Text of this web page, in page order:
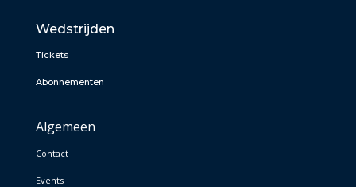
Wedstrijden
Tickets
Abonnementen
Algemeen
Contact
Events